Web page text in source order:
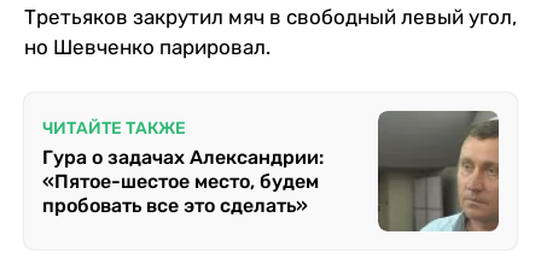
Третьяков закрутил мяч в свободный левый угол,
но Шевченко парировал.
ЧИТАЙТЕ ТАКЖЕ
Гура о задачах Александрии:
«Пятое-шестое место, будем
пробовать все это сделать»